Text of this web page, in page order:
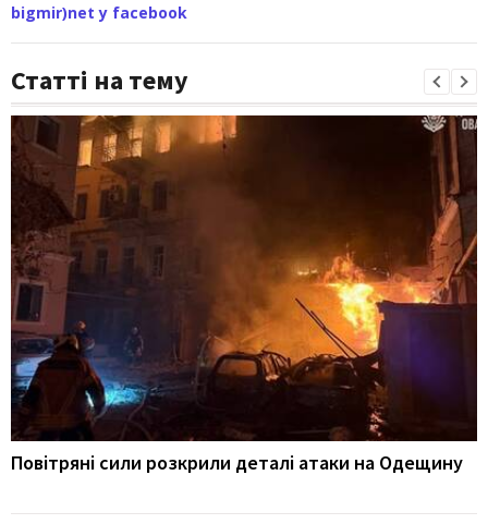
bigmir)net у facebook
Статті на тему
Повітряні сили розкрили деталі атаки на Одещину